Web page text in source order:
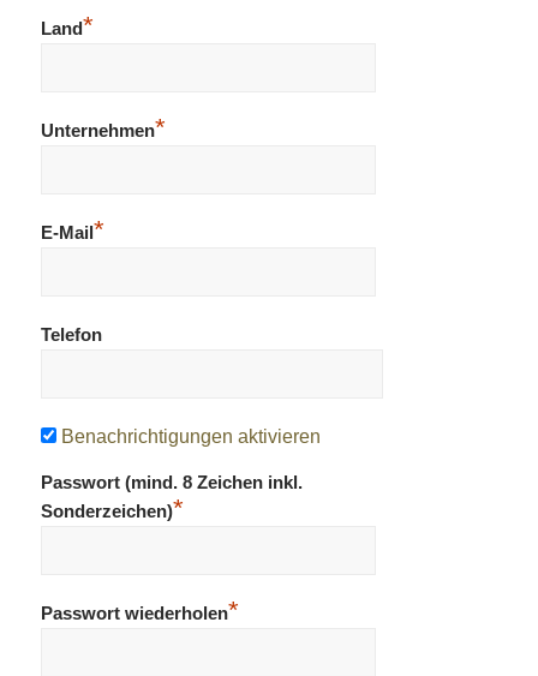
Land*
Unternehmen*
E-Mail*
Telefon
Benachrichtigungen aktivieren
Passwort (mind. 8 Zeichen inkl.
Sonderzeichen)*
Passwort wiederholen*